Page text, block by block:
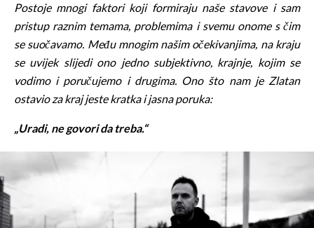
Postoje mnogi faktori koji formiraju naše stavove i sam
pristup raznim temama, problemima i svemu onome s čim
se suočavamo. Među mnogim našim očekivanjima, na kraju
se uvijek slijedi ono jedno subjektivno, krajnje, kojim se
vodimo i poručujemo i drugima. Ono što nam je Zlatan
ostavio za kraj jeste kratka i jasna poruka:
„Uradi, ne govori da treba.“